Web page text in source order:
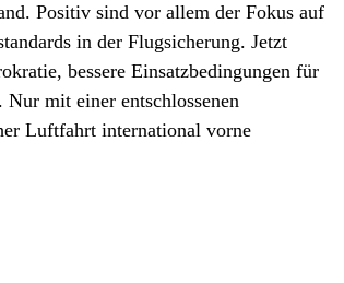
Positiv sind vor allem der Fokus auf
in der Flugsicherung. Jetzt
bessere Einsatzbedingungen für
mit einer entschlossenen
Luftfahrt international vorne